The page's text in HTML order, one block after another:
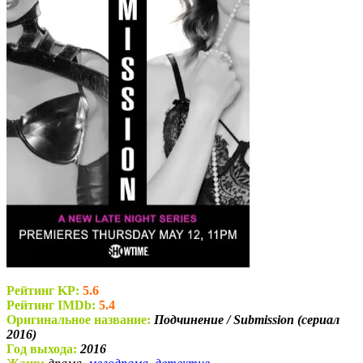
Рейтинг KP: 5.6
Рейтинг IMDb: 5.4
Оригинальное название: Подчинение / Submission (сериал
2016)
Год выхода: 2016